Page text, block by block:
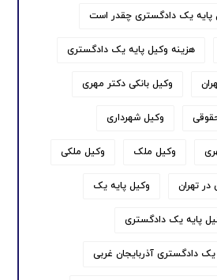
پایه یک دادگستری چقدر است
هزینه وکیل پایه یک دادگستری
وکیل بانکی دکتر مهری
وکیل شهرداری
وکیل ملک وکیل ملکی
در تهران وکیل پایه یک
پایه یک دادگستری
یک دادگستری آذربایجان غربی